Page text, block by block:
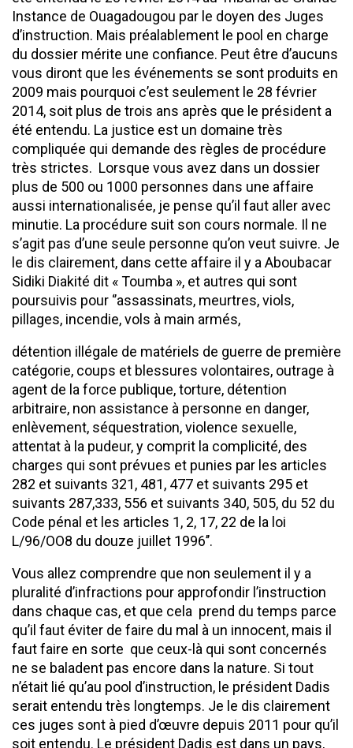
Instance de Ouagadougou par le doyen des Juges
d’instruction. Mais préalablement le pool en charge
du dossier mérite une confiance. Peut être d’aucuns
vous diront que les événements se sont produits en
2009 mais pourquoi c’est seulement le 28 février
2014, soit plus de trois ans après que le président a
été entendu. La justice est un domaine très
compliquée qui demande des règles de procédure
très strictes. Lorsque vous avez dans un dossier
plus de 500 ou 1000 personnes dans une affaire
aussi internationalisée, je pense qu’il faut aller avec
minutie. La procédure suit son cours normale. Il ne
s’agit pas d’une seule personne qu’on veut suivre. Je
le dis clairement, dans cette affaire il y a Aboubacar
Sidiki Diakité dit « Toumba », et autres qui sont
poursuivis pour ‘’assassinats, meurtres, viols,
pillages, incendie, vols à main armés,
détention illégale de matériels de guerre de première
catégorie, coups et blessures volontaires, outrage à
agent de la force publique, torture, détention
arbitraire, non assistance à personne en danger,
enlèvement, séquestration, violence sexuelle,
attentat à la pudeur, y comprit la complicité, des
charges qui sont prévues et punies par les articles
282 et suivants 321, 481, 477 et suivants 295 et
suivants 287,333, 556 et suivants 340, 505, du 52 du
Code pénal et les articles 1, 2, 17, 22 de la loi
L/96/OO8 du douze juillet 1996’’.
Vous allez comprendre que non seulement il y a
pluralité d’infractions pour approfondir l’instruction
dans chaque cas, et que cela prend du temps parce
qu’il faut éviter de faire du mal à un innocent, mais il
faut faire en sorte que ceux-là qui sont concernés
ne se baladent pas encore dans la nature. Si tout
n’était lié qu’au pool d’instruction, le président Dadis
serait entendu très longtemps. Je le dis clairement
ces juges sont à pied d’œuvre depuis 2011 pour qu’il
soit entendu. Le président Dadis est dans un pays,